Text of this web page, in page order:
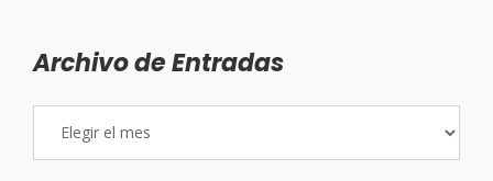
Archivo de Entradas